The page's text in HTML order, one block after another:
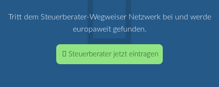
Tritt dem Steuerberater-Wegweiser Netzwerk bei und werde
europaweit gefunden.
Steuerberater jetzt eintragen